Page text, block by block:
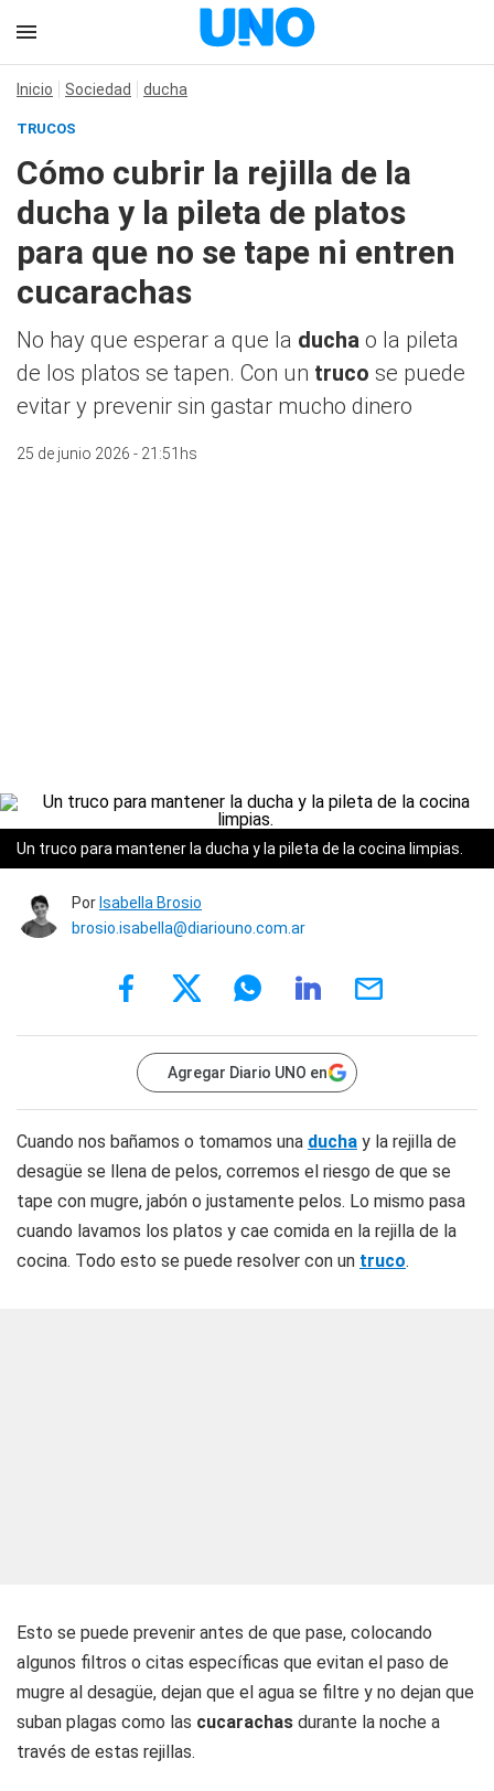
Inicio Sociedad ducha
TRUCOS
Cómo cubrir la rejilla de la
ducha y la pileta de platos
para que no se tape ni entren
cucarachas
No hay que esperar a que la ducha o la pileta
de los platos se tapen. Con un truco se puede
evitar y prevenir sin gastar mucho dinero
25 de junio 2026 - 21:51hs
Un truco para mantener la ducha y la pileta de la cocina limpias.
Por Isabella Brosio
brosio.isabella@diariouno.com.ar
Agregar Diario UNO en
Cuando nos bañamos o tomamos una ducha y la rejilla de
desagüe se llena de pelos, corremos el riesgo de que se
tape con mugre, jabón o justamente pelos. Lo mismo pasa
cuando lavamos los platos y cae comida en la rejilla de la
cocina. Todo esto se puede resolver con un truco.
Esto se puede prevenir antes de que pase, colocando
algunos filtros o citas específicas que evitan el paso de
mugre al desagüe, dejan que el agua se filtre y no dejan que
suban plagas como las cucarachas durante la noche a
través de estas rejillas.